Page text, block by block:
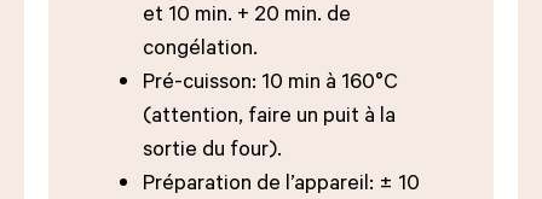
et 10 min. + 20 min. de
congélation.
Pré-cuisson: 10 min à 160°C
(attention, faire un puit à la
sortie du four).
Préparation de l’appareil: ± 10